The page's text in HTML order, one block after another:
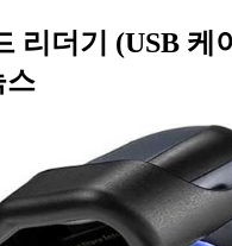
리더기 (USB
스